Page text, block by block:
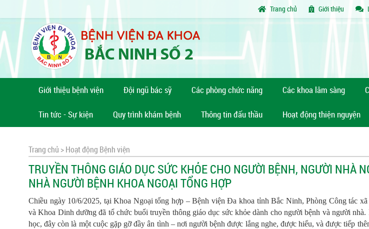
Trang chủ Giới thiệu
Giới thiệu bệnh viện Đội ngũ bác sỹ Các phòng chức năng Các khoa lâm sàng
Tin tức - Sự kiện Quy trình khám bệnh Thông tin đấu thầu Hoạt động thiện nguyện
Trang chủ >Hoạt động Bệnh viện
TRUYỀN THÔNG GIÁO DỤC SỨC KHỎE CHO NGƯỜI BỆNH, NGƯỜI NHÀ
NHÀ NGƯỜI BỆNH KHOA NGOẠI TỔNG HỢP
Chiều ngày 10/6/2025, tại Khoa Ngoại tổng hợp – Bệnh viện Đa khoa tỉnh Bắc Ninh, Phòng Công tác
và Khoa Dinh dưỡng đã tổ chức buổi truyền thông giáo dục sức khỏe dành cho người bệnh và người
học, đây còn là một cuộc gặp gỡ đầy ân tình – nơi người bệnh được lắng nghe, được hiểu, và được tiếp